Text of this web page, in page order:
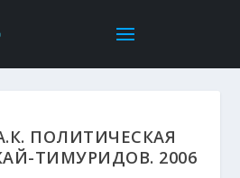
ПОЛИТИЧЕСКАЯ
ТИМУРИДОВ. 2006